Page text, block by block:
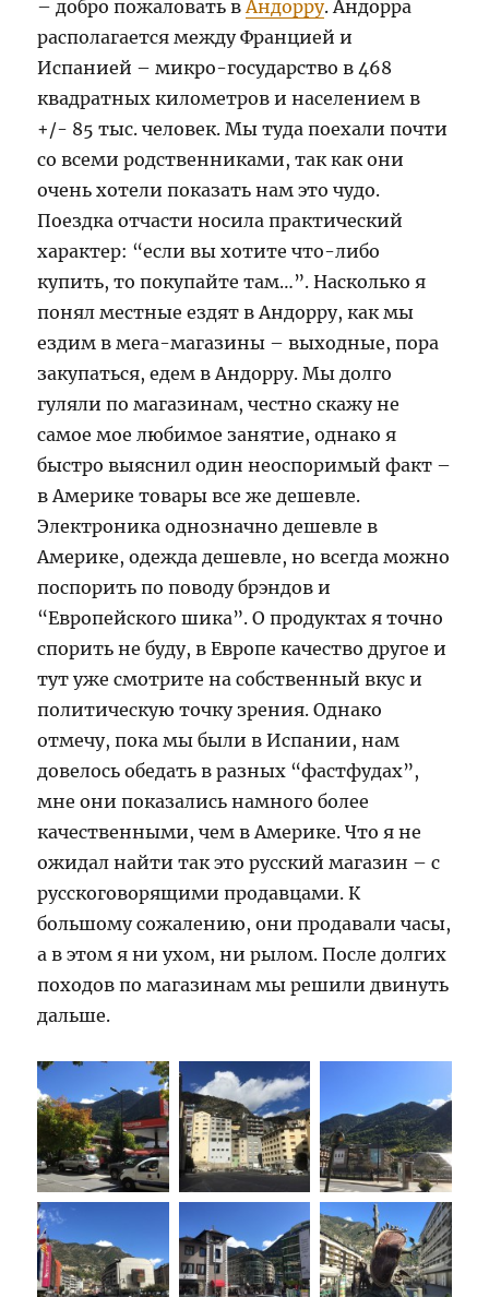
– добро пожаловать в Андорру. Андорра
располагается между Францией и
Испанией – микро-государство в 468
квадратных километров и населением в
+/- 85 тыс. человек. Мы туда поехали почти
со всеми родственниками, так как они
очень хотели показать нам это чудо.
Поездка отчасти носила практический
характер: “если вы хотите что-либо
купить, то покупайте там…”. Насколько я
понял местные ездят в Андорру, как мы
ездим в мега-магазины – выходные, пора
закупаться, едем в Андорру. Мы долго
гуляли по магазинам, честно скажу не
самое мое любимое занятие, однако я
быстро выяснил один неоспоримый факт –
в Америке товары все же дешевле.
Электроника однозначно дешевле в
Америке, одежда дешевле, но всегда можно
поспорить по поводу брэндов и
“Европейского шика”. О продуктах я точно
спорить не буду, в Европе качество другое и
тут уже смотрите на собственный вкус и
политическую точку зрения. Однако
отмечу, пока мы были в Испании, нам
довелось обедать в разных “фастфудах”,
мне они показались намного более
качественными, чем в Америке. Что я не
ожидал найти так это русский магазин – с
русскоговорящими продавцами. К
большому сожалению, они продавали часы,
а в этом я ни ухом, ни рылом. После долгих
походов по магазинам мы решили двинуть
дальше.